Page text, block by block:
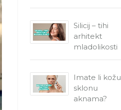
Silicij – tihi
arhitekt
mladolikosti
Imate li kožu
sklonu
aknama?